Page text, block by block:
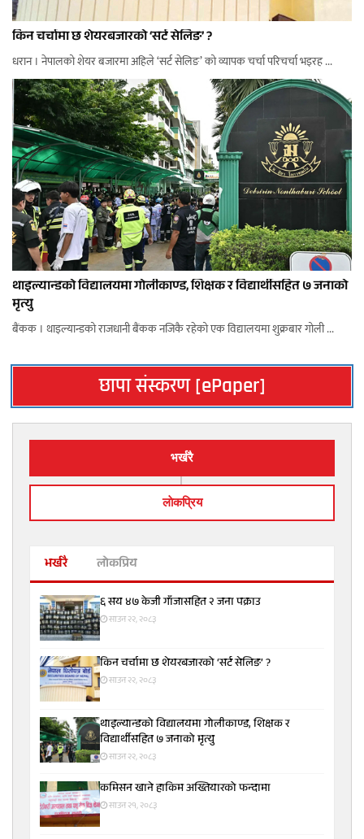
किन चर्चामा छ शेयरबजारको ‘सर्ट सेलिङ’ ?
धरान । नेपालको शेयर बजारमा अहिले ‘सर्ट सेलिङ’ को व्यापक चर्चा परिचर्चा भइरह ...
थाइल्यान्डको विद्यालयमा गोलीकाण्ड, शिक्षक र विद्यार्थीसहित ७ जनाको
मृत्यु
बैंकक । थाइल्यान्डको राजधानी बैंकक नजिकै रहेको एक विद्यालयमा शुक्रबार गोली ...
छापा संस्करण [ePaper]
भर्खरै
लाेकप्रिय
भर्खरै लोकप्रिय
६ सय ४७ केजी गाँजासहित २ जना पक्राउ
साउन २२, २०८३
किन चर्चामा छ शेयरबजारको ‘सर्ट सेलिङ’ ?
साउन २२, २०८३
थाइल्यान्डको विद्यालयमा गोलीकाण्ड, शिक्षक र
विद्यार्थीसहित ७ जनाको मृत्यु
साउन २२, २०८३
कमिसन खाने हाकिम अख्तियारको फन्दामा
साउन २१, २०८३